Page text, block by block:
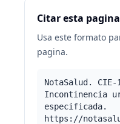
Citar esta pagina
Usa este formato
pagina.
NotaSalud.
Incontinencia
especificada.
https://